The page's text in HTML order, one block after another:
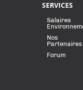
SERVICES
Salaires
Nos
Partenaires
Forum